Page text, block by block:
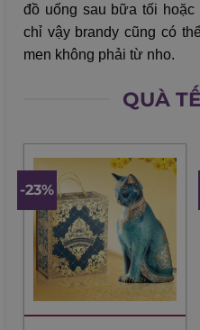
đồ uống sau bữa tối
chỉ vậy brandy cũng có
men không phải từ nho.
QUÀ
-23%